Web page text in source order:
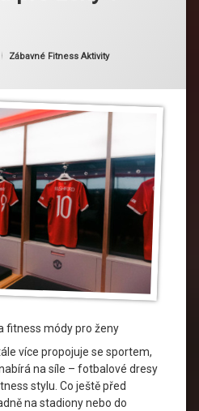
Od Ruby
Kategorie:
Zábavné Fitness Aktivity
fitness módy pro ženy
více propojuje se sportem,
na síle – fotbalové dresy
stylu. Co ještě před
na stadiony nebo do